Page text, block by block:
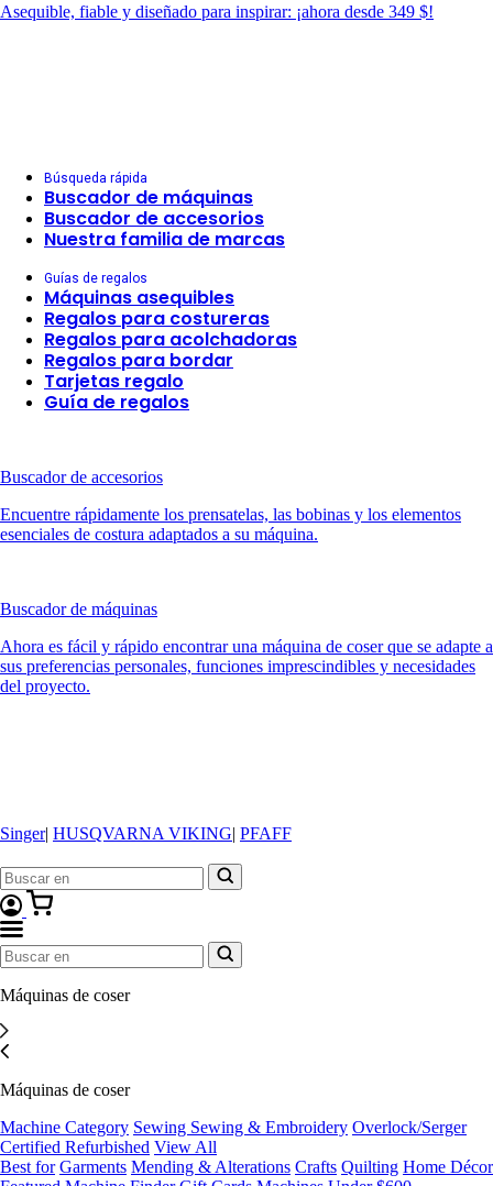
Asequible, fiable y diseñado para inspirar: ¡ahora desde 349 $!
Búsqueda rápida
Buscador de máquinas
Buscador de accesorios
Nuestra familia de marcas
Guías de regalos
Máquinas asequibles
Regalos para costureras
Regalos para acolchadoras
Regalos para bordar
Tarjetas regalo
Guía de regalos
Buscador de accesorios
Encuentre rápidamente los prensatelas, las bobinas y los elementos
esenciales de costura adaptados a su máquina.
Buscador de máquinas
Ahora es fácil y rápido encontrar una máquina de coser que se adapte a
sus preferencias personales, funciones imprescindibles y necesidades
del proyecto.
Singer| HUSQVARNA VIKING| PFAFF
Máquinas de coser
Máquinas de coser
Machine Category Sewing Sewing & Embroidery Overlock/Serger
Certified Refurbished View All
Best for Garments Mending & Alterations Crafts Quilting Home Décor